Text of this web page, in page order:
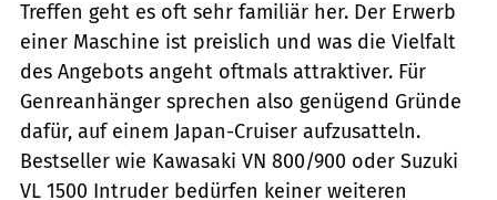
Treffen geht es oft sehr familiär her. Der Erwerb
einer Maschine ist preislich und was die Vielfalt
des Angebots angeht oftmals attraktiver. Für
Genreanhänger sprechen also genügend Gründe
dafür, auf einem Japan-Cruiser aufzusatteln.
Bestseller wie Kawasaki VN 800/900 oder Suzuki
VL 1500 Intruder bedürfen keiner weiteren